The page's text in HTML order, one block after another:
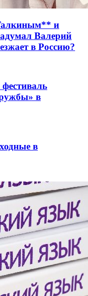
и
Валерий
в Россию?
фестиваль
в
в